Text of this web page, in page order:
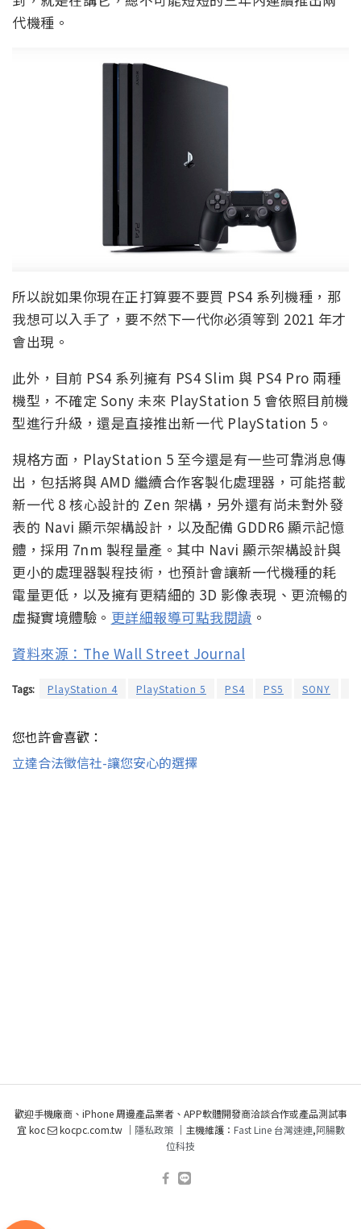
代機種。
所以說如果你現在正打算要不要買 PS4 系列機種，那
我想可以入手了，要不然下一代你必須等到 2021 年才
會出現。
此外，目前 PS4 系列擁有 PS4 Slim 與 PS4 Pro 兩種
機型，不確定 Sony 未來 PlayStation 5 會依照目前機
型進行升級，還是直接推出新一代 PlayStation 5。
規格方面，PlayStation 5 至今還是有一些可靠消息傳
出，包括將與 AMD 繼續合作客製化處理器，可能搭載
新一代 8 核心設計的 Zen 架構，另外還有尚未對外發
表的 Navi 顯示架構設計，以及配備 GDDR6 顯示記憶
體，採用 7nm 製程量產。其中 Navi 顯示架構設計與
更小的處理器製程技術，也預計會讓新一代機種的耗
電量更低，以及擁有更精細的 3D 影像表現、更流暢的
虛擬實境體驗。 更詳細報導可點我閱讀 。
資料來源：The Wall Street Journal
Tags: PlayStation 4 PlayStation 5 PS4 PS5 SONY
您也許會喜歡：
立達合法徵信社-讓您安心的選擇
歡迎手機廠商、iPhone 周邊產品業者、APP軟體開發商洽談合作或產品測試事
宜 koc
kocpc.com.tw ｜ 隱私政策｜主機維護： Fast Line 台灣速連,阿腸數
位科技